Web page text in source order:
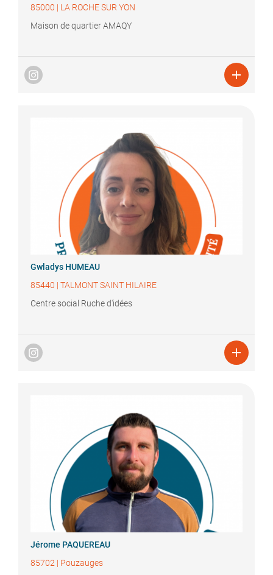
85000 | LA ROCHE SUR YON
Maison de quartier AMAQY

Gwladys HUMEAU
85440 | TALMONT SAINT HILAIRE
Centre social Ruche d'idées

Jérome PAQUEREAU
85702 | Pouzauges